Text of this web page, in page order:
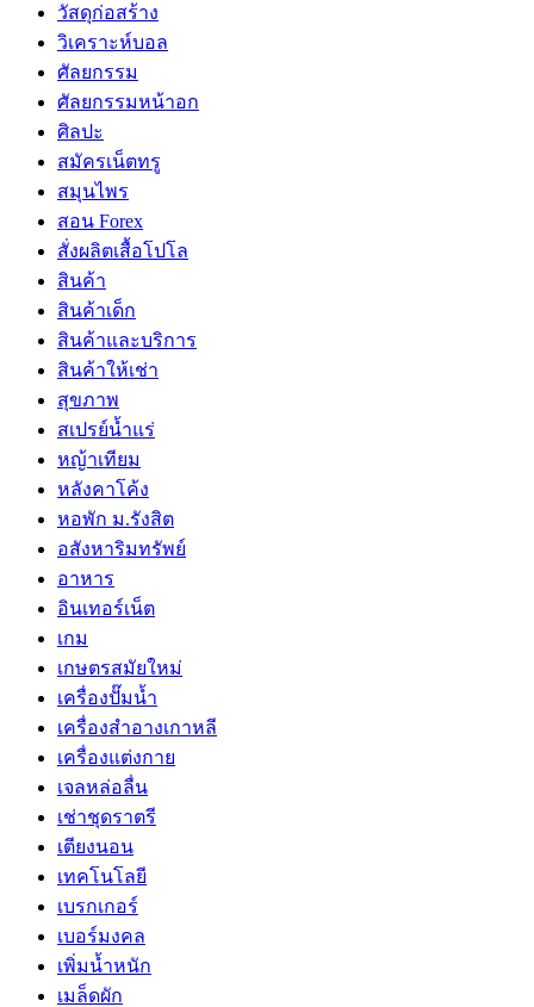
วัสดุก่อสร้าง
วิเคราะห์บอล
ศัลยกรรม
ศัลยกรรมหน้าอก
ศิลปะ
สมัครเน็ตทรู
สมุนไพร
สอน Forex
สั่งผลิตเสื้อโปโล
สินค้า
สินค้าเด็ก
สินค้าและบริการ
สินค้าให้เช่า
สุขภาพ
สเปรย์น้ำแร่
หญ้าเทียม
หลังคาโค้ง
หอพัก ม.รังสิต
อสังหาริมทรัพย์
อาหาร
อินเทอร์เน็ต
เกม
เกษตรสมัยใหม่
เครื่องปั๊มน้ำ
เครื่องสำอางเกาหลี
เครื่องแต่งกาย
เจลหล่อลื่น
เช่าชุดราตรี
เตียงนอน
เทคโนโลยี
เบรกเกอร์
เบอร์มงคล
เพิ่มน้ำหนัก
เมล็ดผัก